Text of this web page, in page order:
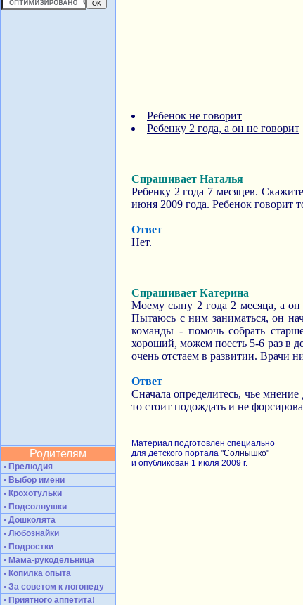
Родителям
• Прелюдия
• Выбор имени
• Крохотульки
• Подсолнушки
• Дошколята
• Любознайки
• Подростки
• Мама-рукодельница
• Копилка опыта
• За советом к логопеду
• Приятного аппетита!
Ребенок не говорит
Ребенку 2 года, а он не говорит
Спрашивает Наталья
Ребенку 2 года 7 месяцев.
июня 2009 года. Ребенок говорит
Ответ
Нет.
Спрашивает Катерина
Моему сыну 2 года 2 месяца, а он
Пытаюсь с ним заниматься, он
команды - помочь собрать
хороший, можем поесть 5-6 раз в
очень отстаем в развитии. Врачи
Ответ
Сначала определитесь, чье
то стоит подождать и не
Материал подготовлен специально
для детского портала "Солнышко"
и опубликован 1 июля 2009 г.